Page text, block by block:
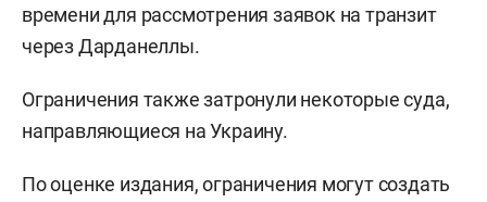
времени для рассмотрения заявок на транзит
через Дарданеллы.
Ограничения также затронули некоторые суда,
направляющиеся на Украину.
По оценке издания, ограничения могут создать